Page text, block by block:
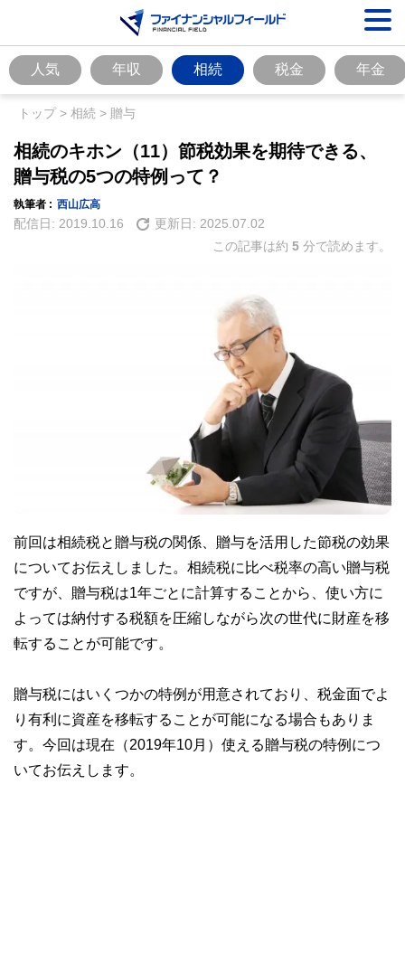
人気 年収 相続 税金 年金
トップ> 相続 > 贈与
相続のキホン（11）節税効果を期待できる、
贈与税の5つの特例って？
執筆者 : 西山広高
配信日: 2019.10.16 更新日: 2025.07.02
この記事は約 5 分で読めます。
前回は相続税と贈与税の関係、贈与を活用した節税の効果
についてお伝えしました。相続税に比べ税率の高い贈与税
ですが、贈与税は1年ごとに計算することから、使い方に
よっては納付する税額を圧縮しながら次の世代に財産を移
転することが可能です。
贈与税にはいくつかの特例が用意されており、税金面でよ
り有利に資産を移転することが可能になる場合もありま
す。今回は現在（2019年10月）使える贈与税の特例につ
いてお伝えします。